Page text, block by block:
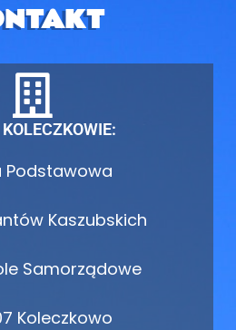
Podstawowa
Kaszubskich
Samorządowe
Koleczkowo